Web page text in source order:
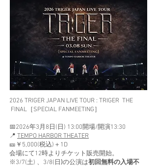
2026 TRIGER JAPAN LIVE TOUR : TRIGER THE
FINAL［SPECIAL FANMEETING］
​📅2026年3月8日(日) 13:00開場/開演13:30
📍 TEMPO HARBOR THEATER
🎫￥5,000(税込)＋1D
会場にて12時よりチケット販売開始。
※3/7(土) 、3/8(日)の公演は初回無料の入場不